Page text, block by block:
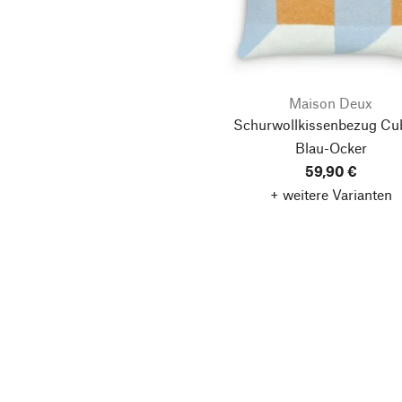
Maison Deux
Schurwollkissenbezug
Blau-Ocker
59,90 €
+ weitere Varianten